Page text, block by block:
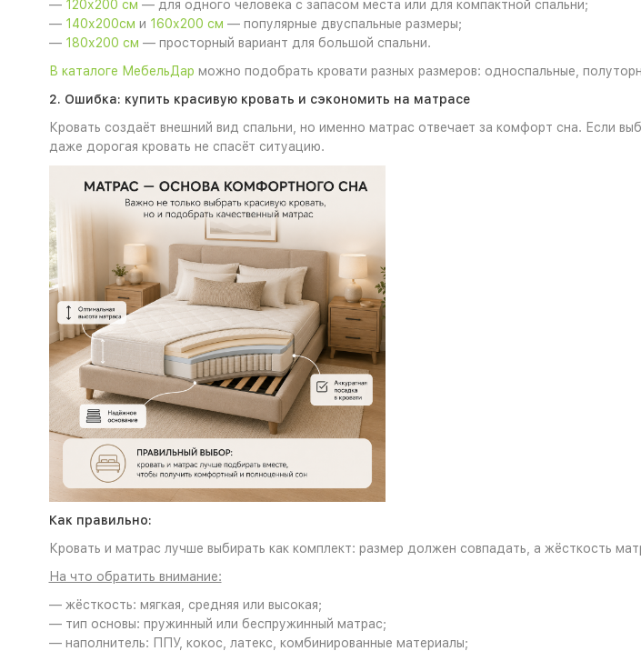
— 120х200 см — для одного человека с запасом места или для компактной спальни;
— 140х200см и 160х200 см — популярные двуспальные размеры;
— 180х200 см — просторный вариант для большой спальни.
В каталоге МебельДар можно подобрать кровати разных размеров: односпальные,
2. Ошибка: купить красивую кровать и сэкономить на матрасе
Кровать создаёт внешний вид спальни, но именно матрас отвечает за комфорт сна. Если
даже дорогая кровать не спасёт ситуацию.
Как правильно:
Кровать и матрас лучше выбирать как комплект: размер должен совпадать, а жёсткость
На что обратить внимание:
— жёсткость: мягкая, средняя или высокая;
— тип основы: пружинный или беспружинный матрас;
— наполнитель: ППУ, кокос, латекс, комбинированные материалы;